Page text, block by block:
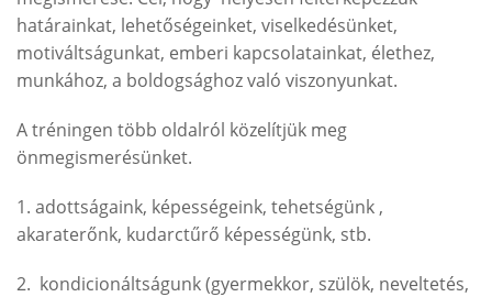
határainkat, lehetőségeinket, viselkedésünket,
motiváltságunkat, emberi kapcsolatainkat, élethez,
munkához, a boldogsághoz való viszonyunkat.
A tréningen több oldalról közelítjük meg
önmegismerésünket.
1. adottságaink, képességeink, tehetségünk ,
akaraterőnk, kudarctűrő képességünk, stb.
2. kondicionáltságunk (gyermekkor, szülök, neveltetés,